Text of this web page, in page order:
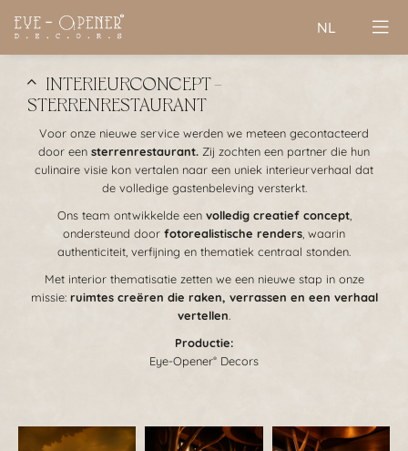
NL
INTERIEURCONCEPT -
STERRENRESTAURANT
Voor onze nieuwe service werden we meteen gecontacteerd
door een sterrenrestaurant. Zij zochten een partner die hun
culinaire visie kon vertalen naar een uniek interieurverhaal dat
de volledige gastenbeleving versterkt.
Ons team ontwikkelde een volledig creatief concept,
ondersteund door fotorealistische renders , waarin
authenticiteit, verfijning en thematiek centraal stonden.
Met interior thematisatie zetten we een nieuwe stap in onze
missie: ruimtes creëren die raken, verrassen en een verhaal
vertellen.
Productie:
Eye-Opener® Decors